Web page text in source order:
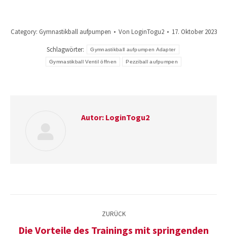
Category: Gymnastikball aufpumpen Von LoginTogu2 17. Oktober 2023
Schlagwörter: Gymnastikball aufpumpen Adapter
Gymnastikball Ventil öffnen Pezziball aufpumpen
Autor: LoginTogu2
Kommentarnavigation
ZURÜCK
Vorheriger
Die Vorteile des Trainings mit springenden